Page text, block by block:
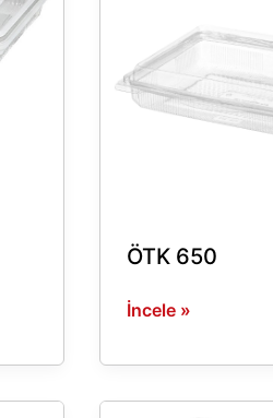
ÖTK 650
İncele »